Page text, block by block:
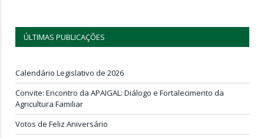
ÚLTIMAS PUBLICAÇÕES
Calendário Legislativo de 2026
Convite: Encontro da APAIGAL: Diálogo e Fortalecimento da
Agricultura Familiar
Votos de Feliz Aniversário